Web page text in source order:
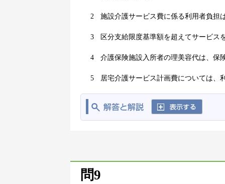
2 施設介護サービス費に係る利用者負担
3 区分支給限度基準額を超えてサービス
4 介護保険施設入所者の理美容代は、保
5 居宅介護サービス計画費については、
問9